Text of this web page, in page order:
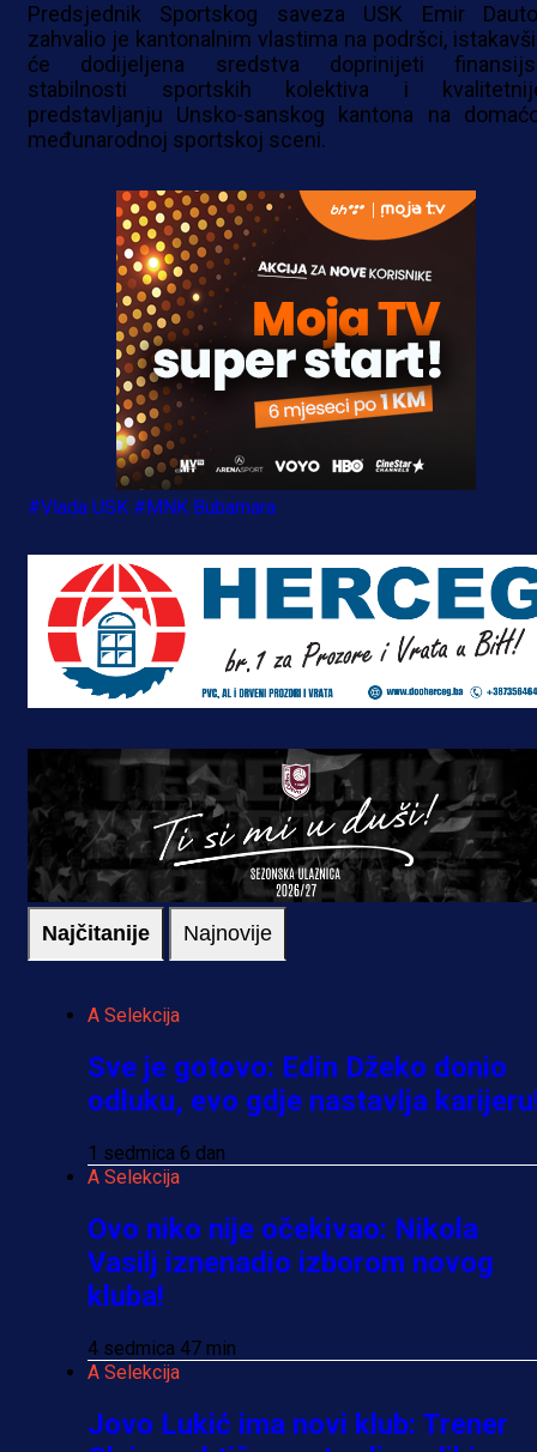
Predsjednik Sportskog saveza USK Emir
zahvalio je kantonalnim vlastima na podršci,
će dodijeljena sredstva doprinijeti
stabilnosti sportskih kolektiva i
predstavljanju Unsko-sanskog kantona na
međunarodnoj sportskoj sceni.
#Vlada USK #MNK Bubamara
Najčitanije Najnovije
A Selekcija
Sve je gotovo: Edin Džeko donio
odluku, evo gdje nastavlja
1 sedmica 6 dan
A Selekcija
Ovo niko nije očekivao: Nikola
Vasilj iznenadio izborom novog
kluba!
4 sedmica 47 min
A Selekcija
Jovo Lukić ima novi klub: Trener